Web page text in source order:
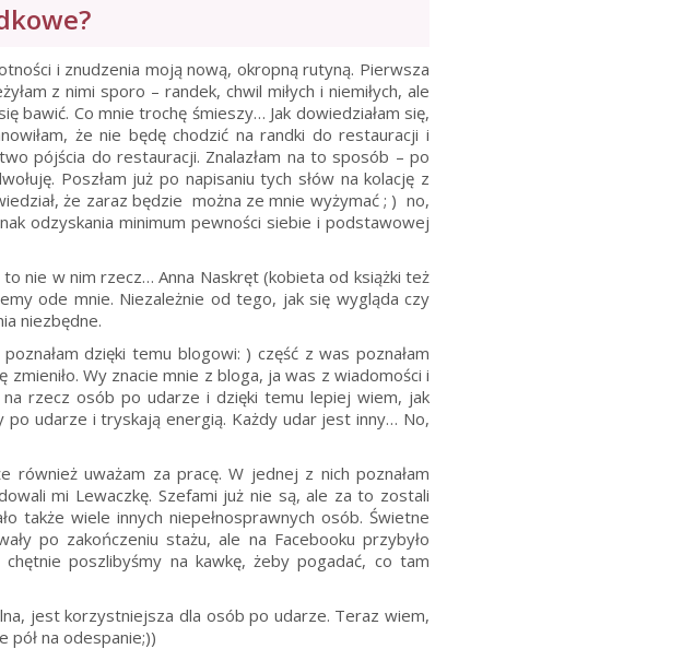
i znudzenia moją nową, okropną rutyną. Pierwsza
z nimi sporo – randek, chwil miłych i niemiłych, ale
bawić. Co mnie trochę śmieszy… Jak dowiedziałam się,
że nie będę chodzić na randki do restauracji i
pójścia do restauracji. Znalazłam na to sposób – po
Poszłam już po napisaniu tych słów na kolację z
że zaraz będzie można ze mnie wyżymać ; ) no,
odzyskania minimum pewności siebie i podstawowej
nie w nim rzecz… Anna Naskręt (kobieta od książki też
ode mnie. Niezależnie od tego, jak się wygląda czy
niezbędne.
dzięki temu blogowi: ) część z was poznałam
Wy znacie mnie z bloga, ja was z wiadomości i
rzecz osób po udarze i dzięki temu lepiej wiem, jak
po udarze i tryskają energią. Każdy udar jest inny… No,
uważam za pracę. W jednej z nich poznałam
mi Lewaczkę. Szefami już nie są, ale za to zostali
także wiele innych niepełnosprawnych osób. Świetne
po zakończeniu stażu, ale na Facebooku przybyło
poszlibyśmy na kawkę, żeby pogadać, co tam
jest korzystniejsza dla osób po udarze. Teraz wiem,
pół na odespanie;))